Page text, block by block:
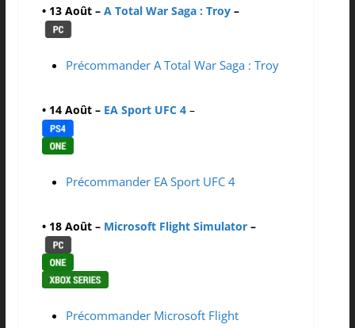
• 13 Août – A Total War Saga : Troy–
Précommander A Total War Saga : Troy
• 14 Août – EA Sport UFC 4–
Précommander EA Sport UFC 4
• 18 Août – Microsoft Flight Simulator–
Précommander Microsoft Flight